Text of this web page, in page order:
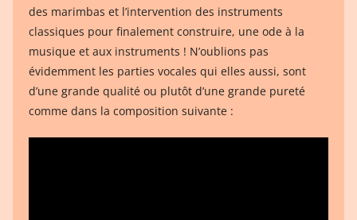
des marimbas et l’intervention des instruments
classiques pour finalement construire, une ode à la
musique et aux instruments ! N’oublions pas
évidemment les parties vocales qui elles aussi, sont
d’une grande qualité ou plutôt d’une grande pureté
comme dans la composition suivante :